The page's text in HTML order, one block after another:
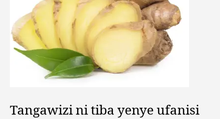
Tangawizi ni tiba yenye ufanisi